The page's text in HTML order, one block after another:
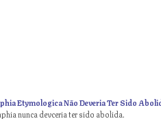
Etymologica Não Deveria Ter Sido
nunca devceria ter sido abolida.